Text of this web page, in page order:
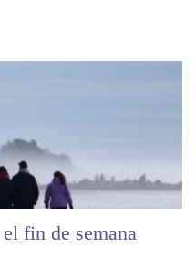
fin de semana